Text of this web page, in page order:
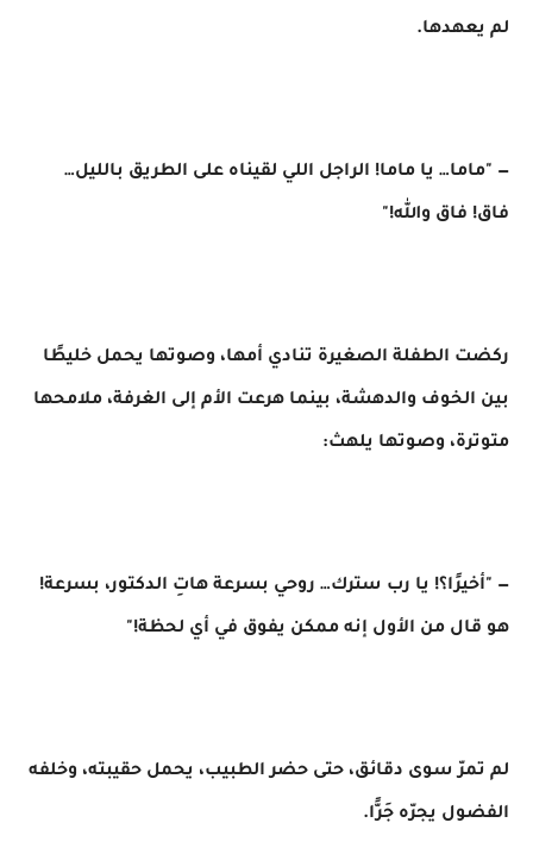
لم يعهدها.
— "ماما… يا ماما! الراجل اللي لقيناه على الطريق بالليل…
فاق! فاق والله!"
ركضت الطفلة الصغيرة تنادي أمها، وصوتها يحمل خليطًا
بين الخوف والدهشة، بينما هرعت الأم إلى الغرفة، ملامحها
متوترة، وصوتها يلهث:
— "أخيرًا؟! يا رب سترك… روحي بسرعة هاتِ الدكتور، بسرعة!
هو قال من الأول إنه ممكن يفوق في أي لحظة!"
لم تمرّ سوى دقائق، حتى حضر الطبيب، يحمل حقيبته، وخلفه
الفضول يجرّه جَرًّا.